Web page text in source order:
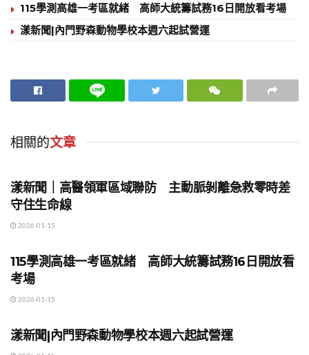
115學測高雄一考區就緒 高師大統籌試務16日開放看考場
漾新聞|內門野森動物學校本週六起試營運
相關的文章
漾新聞｜高醫領軍區域聯防 主動脈剝離急救零時差
守住生命線
2026-01-15
115學測高雄一考區就緒 高師大統籌試務16日開放看
考場
2026-01-15
漾新聞|內門野森動物學校本週六起試營運